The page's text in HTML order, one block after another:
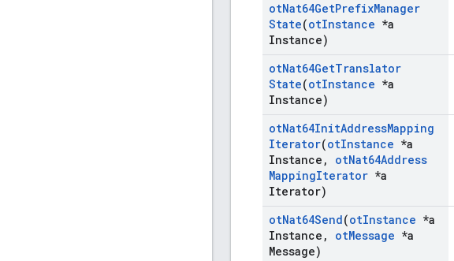
otNat64GetPrefixManager
State(otInstance *a
Instance)
otNat64GetTranslator
State(otInstance *a
Instance)
otNat64InitAddressMapping
Iterator(otInstance *a
Instance , otNat64Address
MappingIterator *a
Iterator)
otNat64Send(otInstance *a
Instance , otMessage *a
Message)